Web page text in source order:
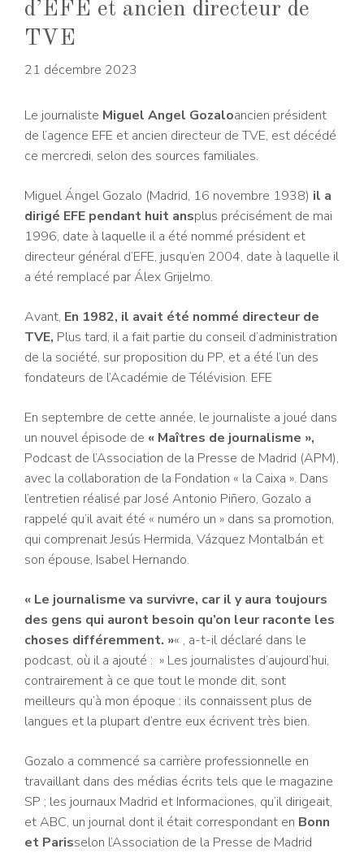
d’EFE et ancien directeur de
TVE
21 décembre 2023
Le journaliste Miguel Angel Gozaloancien président
de l’agence EFE et ancien directeur de TVE, est décédé
ce mercredi, selon des sources familiales.
Miguel Ángel Gozalo (Madrid, 16 novembre 1938) il a
dirigé EFE pendant huit ansplus précisément de mai
1996, date à laquelle il a été nommé président et
directeur général d’EFE, jusqu’en 2004, date à laquelle il
a été remplacé par Álex Grijelmo.
Avant, En 1982, il avait été nommé directeur de
TVE, Plus tard, il a fait partie du conseil d’administration
de la société, sur proposition du PP, et a été l’un des
fondateurs de l’Académie de Télévision. EFE
En septembre de cette année, le journaliste a joué dans
un nouvel épisode de « Maîtres de journalisme »,
Podcast de l’Association de la Presse de Madrid (APM),
avec la collaboration de la Fondation « la Caixa ». Dans
l’entretien réalisé par José Antonio Piñero, Gozalo a
rappelé qu’il avait été « numéro un » dans sa promotion,
qui comprenait Jesús Hermida, Vázquez Montalbán et
son épouse, Isabel Hernando.
« Le journalisme va survivre, car il y aura toujours
des gens qui auront besoin qu’on leur raconte les
choses différemment. »« , a-t-il déclaré dans le
podcast, où il a ajouté : » Les journalistes d’aujourd’hui,
contrairement à ce que tout le monde dit, sont
meilleurs qu’à mon époque : ils connaissent plus de
langues et la plupart d’entre eux écrivent très bien.
Gozalo a commencé sa carrière professionnelle en
travaillant dans des médias écrits tels que le magazine
SP ; les journaux Madrid et Informaciones, qu’il dirigeait,
et ABC, un journal dont il était correspondant en Bonn
et Parisselon l’Association de la Presse de Madrid